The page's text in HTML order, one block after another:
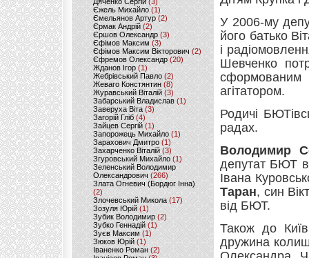
Єжель Михайло (1)
Ємельянов Артур (2)
Єрмак Андрій (2)
Єршов Олександр (3)
Єфімов Максим (3)
Єфімов Максим Вікторович (2)
Єфремов Олександр (20)
Жданов Ігор (1)
Жебрівський Павло (2)
Жеваго Констянтин (8)
Журавський Віталій (3)
Забарський Владислав (1)
Заверуха Віта (3)
Загорій Гліб (4)
Зайцев Сергій(1)
Запорожець Михайло (1)
Зарахович Дмитро (1)
Захарченко Віталій (3)
Згуровський Михайло (1)
Зеленський Володимир
Олександрович (266)
Злата Огневич (Бордюг Інна)
(2)
Злочевський Микола(17)
Зозуля Юрій (1)
Зубик Володимир (2)
Зубко Геннадій (1)
Зуєв Максим(1)
Зюков Юрій (1)
Іваненко Роман (2)
У 2006-му
його батько
і
Шевченко
агітатором.
Родичі
радах.
Володимир
депутат БЮТ в
Івана
Таран, син
від БЮТ.
Також до
дружина